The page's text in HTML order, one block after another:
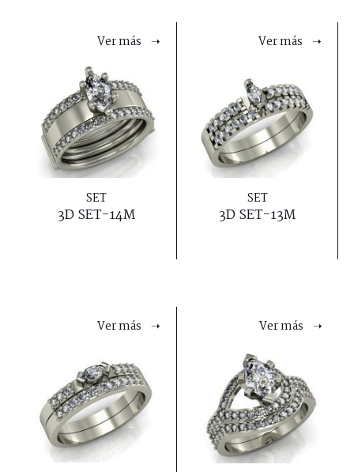
Ver más ➝
SET
3D SET-14M
Ver más ➝
SET
3D SET-13M
Ver más ➝ Ver más ➝